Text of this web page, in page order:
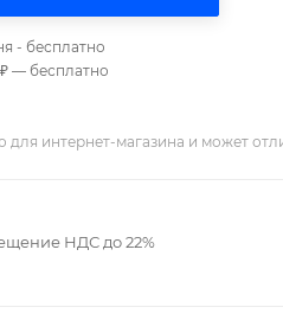
- бесплатно
— бесплатно
для интернет-магазина и может
НДС до 22%